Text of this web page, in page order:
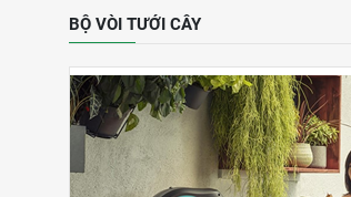
BỘ VÒI TƯỚI CÂY